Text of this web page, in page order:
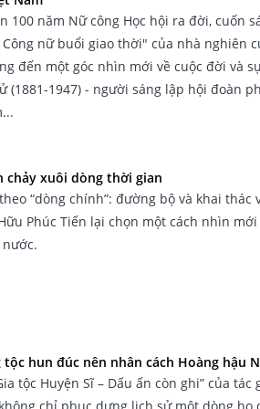
100 năm Nữ công Học hội ra đời, cuốn
nữ buổi giao thời" của nhà nghiên
đến một góc nhìn mới về cuộc đời và
(1881-1947) - người sáng lập hội đoàn
chảy xuôi dòng thời gian
“dòng chính”: đường bộ và khai thác
Phúc Tiến lại chọn một cách nhìn
tộc hun đúc nên nhân cách Hoàng hậu
tộc Huyện Sĩ – Dấu ấn còn ghi” của tác